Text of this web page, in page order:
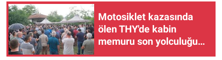
Motosiklet kazasında
ölen THY'de kabin
memuru son yolculuğuna
uğurlandı